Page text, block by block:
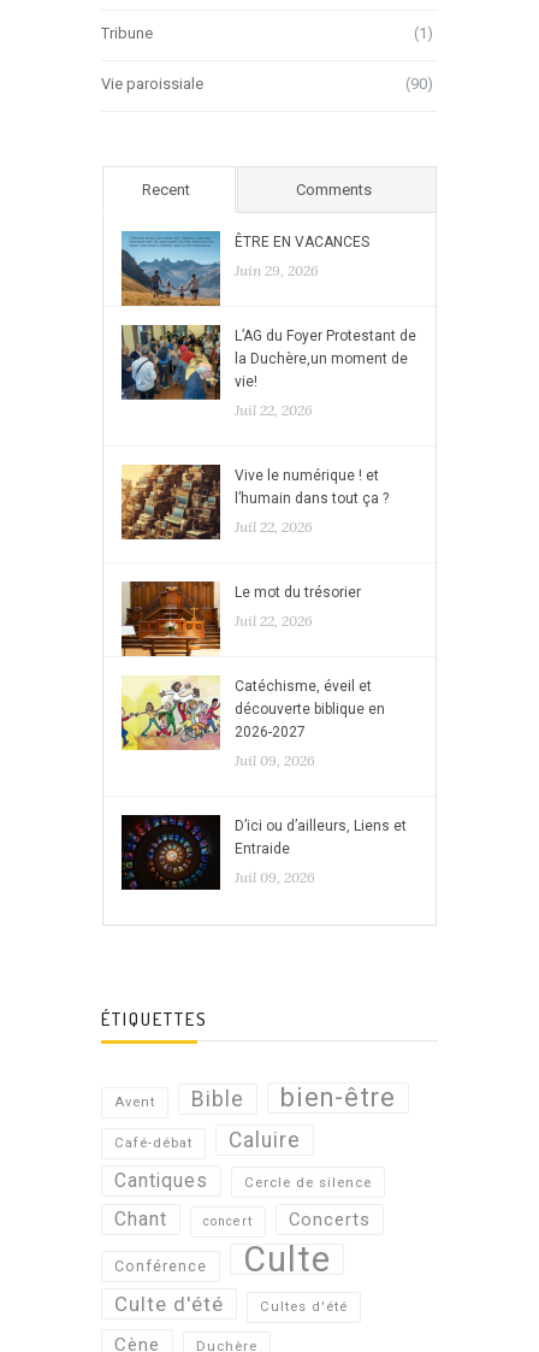
Tribune (1)
Vie paroissiale (90)
Recent Comments
ÊTRE EN VACANCES
Juin 29, 2026
L’AG du Foyer Protestant de
la Duchère,un moment de
vie!
Juil 22, 2026
Vive le numérique ! et
l’humain dans tout ça ?
Juil 22, 2026
Le mot du trésorier
Juil 22, 2026
Catéchisme, éveil et
découverte biblique en
2026-2027
Juil 09, 2026
D’ici ou d’ailleurs, Liens et
Entraide
Juil 09, 2026
ÉTIQUETTES
Avent Bible bien-être
Café-débat Caluire
Cantiques Cercle de silence
Chant concert Concerts
Conférence Culte
Culte d'été Cultes d'été
Cène Duchère